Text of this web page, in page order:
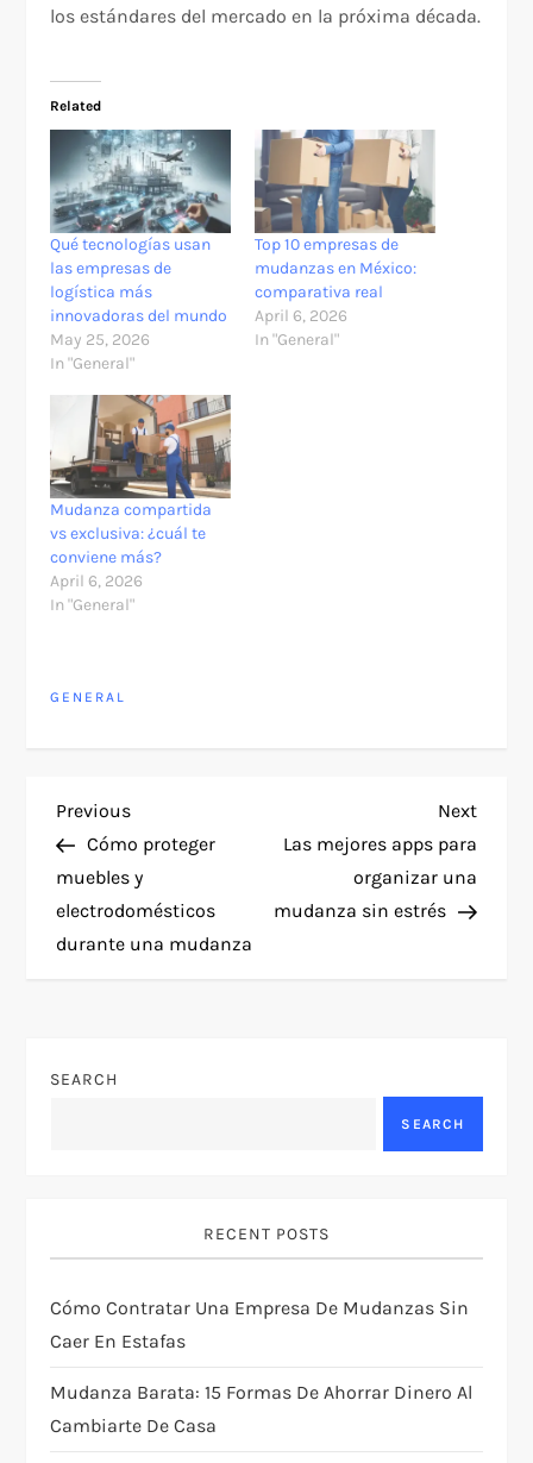
los estándares del mercado en la próxima década.
Related
Qué tecnologías usan
las empresas de
logística más
innovadoras del mundo
May 25, 2026
In "General"
Top 10 empresas de
mudanzas en México:
comparativa real
April 6, 2026
In "General"
Mudanza compartida
vs exclusiva: ¿cuál te
conviene más?
April 6, 2026
In "General"
GENERAL
P
o
s
a
g
a
t
i
Previous
Post
Previous
Cómo proteger
muebles y
electrodomésticos
durante una mudanza
Next
Post
Next
Las mejores apps para
organizar una
mudanza sin estrés
SEARCH
SEARCH
RECENT POSTS
Cómo Contratar Una Empresa De Mudanzas Sin
Caer En Estafas
Mudanza Barata: 15 Formas De Ahorrar Dinero Al
Cambiarte De Casa